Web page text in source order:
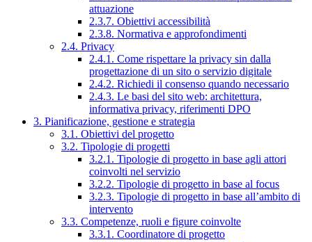
attuazione
2.3.7. Obiettivi accessibilità
2.3.8. Normativa e approfondimenti
2.4. Privacy
2.4.1. Come rispettare la privacy sin dalla
progettazione di un sito o servizio digitale
2.4.2. Richiedi il consenso quando necessario
2.4.3. Le basi del sito web: architettura,
informativa privacy, riferimenti DPO
3. Pianificazione, gestione e strategia
3.1. Obiettivi del progetto
3.2. Tipologie di progetti
3.2.1. Tipologie di progetto in base agli attori
coinvolti nel servizio
3.2.2. Tipologie di progetto in base al focus
3.2.3. Tipologie di progetto in base all’ambito di
intervento
3.3. Competenze, ruoli e figure coinvolte
3.3.1. Coordinatore di progetto